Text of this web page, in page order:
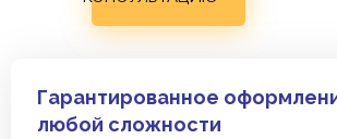
Гарантированное
любой сложности